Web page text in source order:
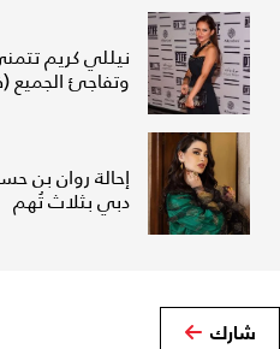
نيللي كريم
وتفاجئ الجميع
إحالة روان بن
دبي بثلاث تُهم
شارك